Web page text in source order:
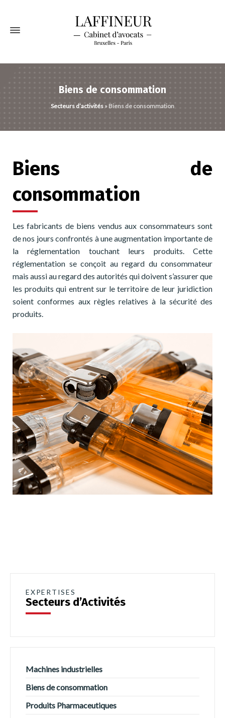
Biens de consommation
Secteurs d’activités » Biens de consommation
Biens de
consommation
Les fabricants de biens vendus aux consommateurs sont
de nos jours confrontés à une augmentation importante de
la réglementation touchant leurs produits. Cette
réglementation se conçoit au regard du consommateur
mais aussi au regard des autorités qui doivent s’assurer que
les produits qui entrent sur le territoire de leur juridiction
soient conformes aux règles relatives à la sécurité des
produits.
EXPERTISES
Secteurs d’Activités
Machines industrielles
Biens de consommation
Produits Pharmaceutiques